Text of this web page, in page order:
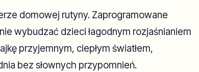
domowej rutyny. Zaprogramowane
wybudzać dzieci łagodnym rozjaśnianiem
przyjemnym, ciepłym światłem,
bez słownych przypomnień.